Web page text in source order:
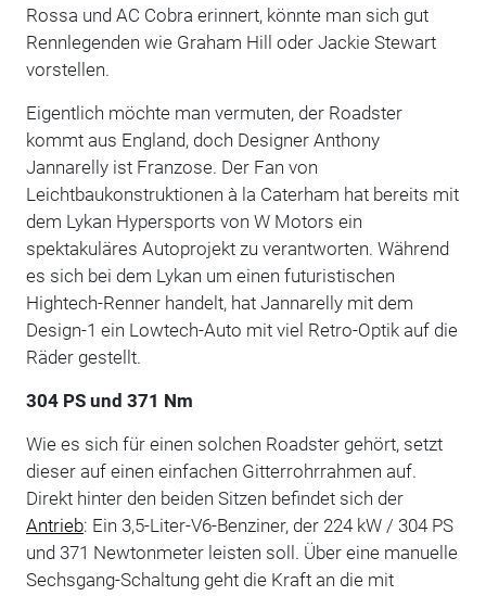
Rossa und AC Cobra erinnert, könnte man sich gut
Rennlegenden wie Graham Hill oder Jackie Stewart
vorstellen.
Eigentlich möchte man vermuten, der Roadster
kommt aus England, doch Designer Anthony
Jannarelly ist Franzose. Der Fan von
Leichtbaukonstruktionen à la Caterham hat bereits mit
dem Lykan Hypersports von W Motors ein
spektakuläres Autoprojekt zu verantworten. Während
es sich bei dem Lykan um einen futuristischen
Hightech-Renner handelt, hat Jannarelly mit dem
Design-1 ein Lowtech-Auto mit viel Retro-Optik auf die
Räder gestellt.
304 PS und 371 Nm
Wie es sich für einen solchen Roadster gehört, setzt
dieser auf einen einfachen Gitterrohrrahmen auf.
Direkt hinter den beiden Sitzen befindet sich der
Antrieb: Ein 3,5-Liter-V6-Benziner, der 224 kW / 304 PS
und 371 Newtonmeter leisten soll. Über eine manuelle
Sechsgang-Schaltung geht die Kraft an die mit